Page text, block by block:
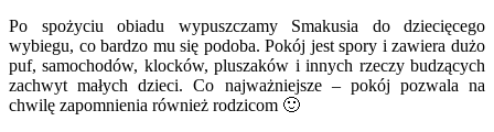
Po spożyciu obiadu wypuszczamy Smakusia do dziecięcego
wybiegu, co bardzo mu się podoba. Pokój jest spory i zawiera dużo
puf, samochodów, klocków, pluszaków i innych rzeczy budzących
zachwyt małych dzieci. Co najważniejsze – pokój pozwala na
chwilę zapomnienia również rodzicom 🙂